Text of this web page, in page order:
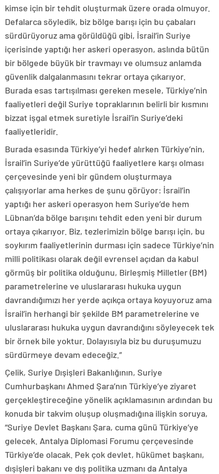
kimse için bir tehdit oluşturmak üzere orada olmuyor.
Defalarca söyledik, biz bölge barışı için bu çabaları
sürdürüyoruz ama görüldüğü gibi, İsrail’in Suriye
içerisinde yaptığı her askeri operasyon, aslında bütün
bir bölgede büyük bir travmayı ve olumsuz anlamda
güvenlik dalgalanmasını tekrar ortaya çıkarıyor.
Burada esas tartışılması gereken mesele, Türkiye’nin
faaliyetleri değil Suriye topraklarının belirli bir kısmını
bizzat işgal etmek suretiyle İsrail’in Suriye’deki
faaliyetleridir.
Burada esasında Türkiye’yi hedef alırken Türkiye’nin,
İsrail’in Suriye’de yürüttüğü faaliyetlere karşı olması
çerçevesinde yeni bir gündem oluşturmaya
çalışıyorlar ama herkes de şunu görüyor: İsrail’in
yaptığı her askeri operasyon hem Suriye’de hem
Lübnan’da bölge barışını tehdit eden yeni bir durum
ortaya çıkarıyor. Biz, tezlerimizin bölge barışı için, bu
soykırım faaliyetlerinin durması için sadece Türkiye’nin
milli politikası olarak değil evrensel açıdan da kabul
görmüş bir politika olduğunu, Birleşmiş Milletler (BM)
parametrelerine ve uluslararası hukuka uygun
davrandığımızı her yerde açıkça ortaya koyuyoruz ama
İsrail’in herhangi bir şekilde BM parametrelerine ve
uluslararası hukuka uygun davrandığını söyleyecek tek
bir örnek bile yoktur. Dolayısıyla biz bu duruşumuzu
sürdürmeye devam edeceğiz.”
Çelik, Suriye Dışişleri Bakanlığının, Suriye
Cumhurbaşkanı Ahmed Şara’nın Türkiye’ye ziyaret
gerçekleştireceğine yönelik açıklamasının ardından bu
konuda bir takvim oluşup oluşmadığına ilişkin soruya,
“Suriye Devlet Başkanı Şara, cuma günü Türkiye’ye
gelecek. Antalya Diplomasi Forumu çerçevesinde
Türkiye’de olacak. Pek çok devlet, hükümet başkanı,
dışişleri bakanı ve dış politika uzmanı da Antalya